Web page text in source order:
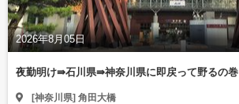
2026年8月05日
夜勤明け⇛石川県⇛神奈川県に即戻って野るの巻
[神奈川県] 角田大橋